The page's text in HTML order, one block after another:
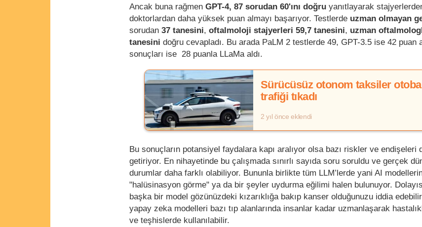
Ancak buna rağmen GPT-4, 87 sorudan 60'ını doğru yanıtlayarak
doktorlardan daha yüksek puan almayı başarıyor. Testlerde uzman olmayan
sorudan 37 tanesini, oftalmoloji stajyerleri 59,7 tanesini, uzman
tanesini doğru cevapladı. Bu arada PaLM 2 testlerde 49, GPT-3.5 ise 42 puan
sonuçları ise 28 puanla LLaMa aldı.
Sürücüsüz otonom taksiler
trafiği tıkadı
2 yıl önce eklendi
Bu sonuçların potansiyel faydalara kapı aralıyor olsa bazı riskler ve endişeleri
getiriyor. En nihayetinde bu çalışmada sınırlı sayıda soru soruldu ve gerçek
durumlar daha farklı olabiliyor. Bununla birlikte tüm LLM’lerde yani AI
"halüsinasyon görme" ya da bir şeyler uydurma eğilimi halen bulunuyor.
başka bir model gözünüzdeki kızarıklığa bakıp kanser olduğunuzu iddia
yapay zeka modelleri bazı tıp alanlarında insanlar kadar uzmanlaşarak
ve teşhislerde kullanılabilir.